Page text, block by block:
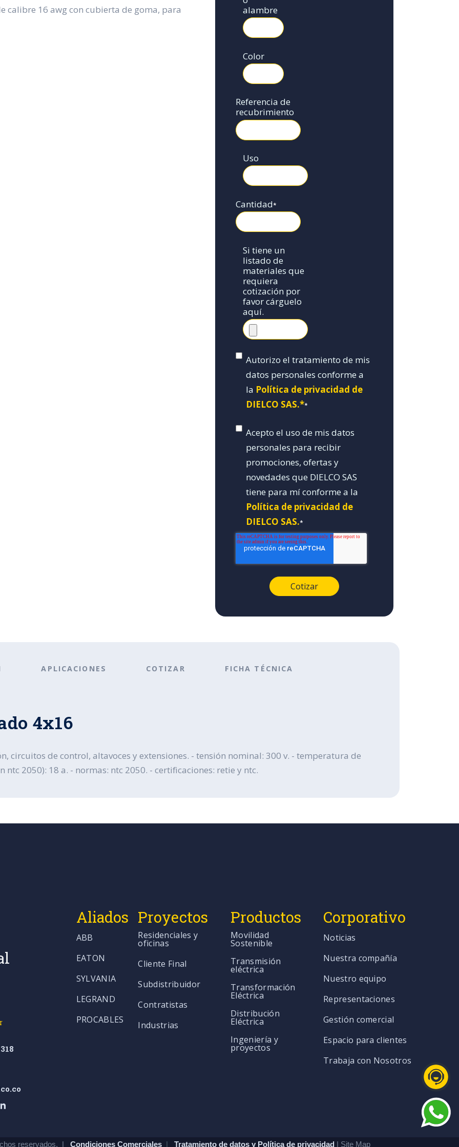
calibre 16 awg con cubierta de goma, para
alambre
Color
Referencia de
recubrimiento
Uso
Cantidad*
Si tiene un
listado de
materiales que
requiera
cotización por
favor cárguelo
aquí.
Autorizo el tratamiento de mis
datos personales conforme a
la Política de privacidad de
DIELCO SAS.**
Acepto el uso de mis datos
personales para recibir
promociones, ofertas y
novedades que DIELCO SAS
tiene para mí conforme a la
Política de privacidad de
DIELCO SAS.*
APLICACIONES COTIZAR FICHA TÉCNICA
4x16
circuitos de control, altavoces y extensiones. - tensión nominal: 300 v. - temperatura de
ntc 2050): 18 a. - normas: ntc 2050. - certificaciones: retie y ntc.
Aliados
ABB
EATON
SYLVANIA
LEGRAND
PROCABLES
Proyectos
Residenciales y
oficinas
Cliente Final
Subdistribuidor
Contratistas
Industrias
Productos
Movilidad
Sostenible
Transmisión
eléctrica
Transformación
Eléctrica
Distribución
Eléctrica
Ingeniería y
proyectos
Corporativo
Noticias
Nuestra compañía
Nuestro equipo
Representaciones
Gestión comercial
Espacio para clientes
Trabaja con Nosotros
reservados. | Condiciones Comerciales| Tratamiento de datos y Política de privacidad | Site Map